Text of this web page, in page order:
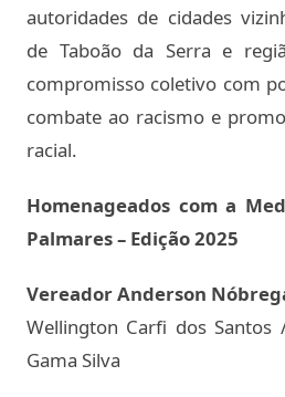
autoridades de cidades
de Taboão da Serra e
compromisso coletivo com
combate ao racismo e
racial.
Homenageados com a
Palmares – Edição 2025
Vereador Anderson
Wellington Carfi dos Santos
Gama Silva